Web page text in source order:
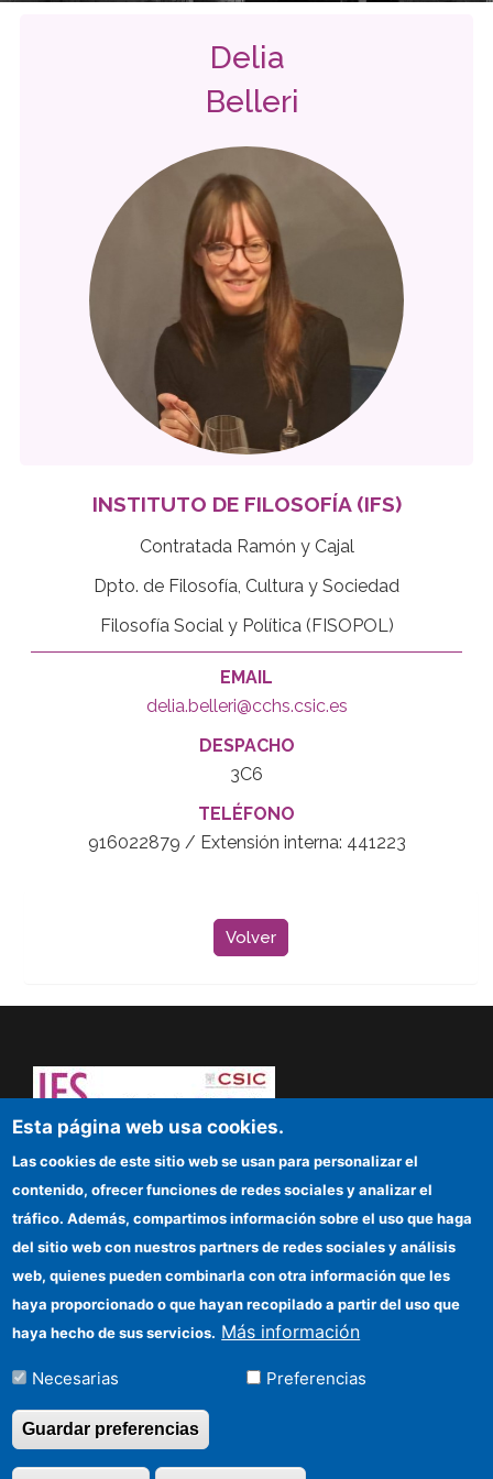
Delia
Belleri
INSTITUTO DE FILOSOFÍA (IFS)
Contratada Ramón y Cajal
Dpto. de Filosofía, Cultura y Sociedad
Filosofía Social y Política (FISOPOL)
EMAIL
delia.belleri@cchs.csic.es
DESPACHO
3C6
TELÉFONO
916022879 / Extensión interna: 441223
Volver
¡Atrévete a pensar! Sapere aude
IFS
Sede electrónica CSIC
Organismos financiadores
Cómo llegar
Información para proveedores
©Copyright 2026 Todos los derechos
Esta página web usa cookies.
Las cookies de este sitio web se usan para personalizar el
contenido, ofrecer funciones de redes sociales y analizar el
tráfico. Además, compartimos información sobre el uso que haga
del sitio web con nuestros partners de redes sociales y análisis
web, quienes pueden combinarla con otra información que les
haya proporcionado o que hayan recopilado a partir del uso que
haya hecho de sus servicios. Más información
Necesarias Preferencias
Guardar preferencias